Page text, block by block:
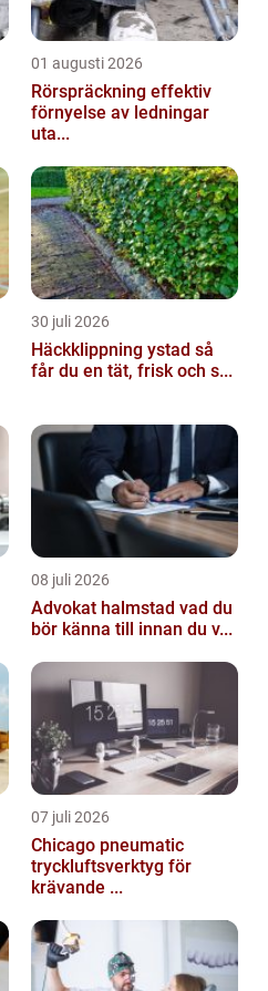
01 augusti 2026
Rörspräckning effektiv
förnyelse av ledningar
uta...
30 juli 2026
Häckklippning ystad så
får du en tät, frisk och s...
08 juli 2026
Advokat halmstad vad du
bör känna till innan du v...
07 juli 2026
Chicago pneumatic
tryckluftsverktyg för
krävande ...